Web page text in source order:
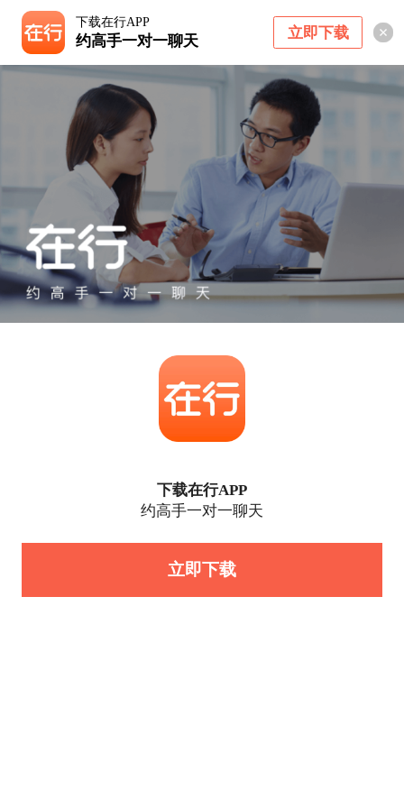
下载在行APP
约高手一对一聊天 立即下载
下载在行APP
约高手一对一聊天
立即下载